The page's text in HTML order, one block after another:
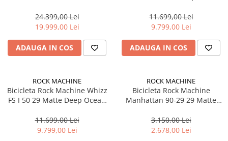
Manete mixte frana - schimbator
Rulmenti si coronite
Echipament ciclism
Casca bicicleta
Protectii
Rucsaci si borsete ciclism
24.399,00 Lei
19.999,00 Lei
ADAUGA IN COS
11.699,00 Lei
9.799,00 Lei
ADAUGA IN COS
ROCK MACHINE
Bicicleta Rock Machine Whizz
FS I 50 29 Matte Deep Ocean
11.699,00 Lei
9.799,00 Lei
ROCK MACHINE
Bicicleta Rock Machine
Manhattan 90-29 29 Matte
3.150,00 Lei
2.678,00 Lei